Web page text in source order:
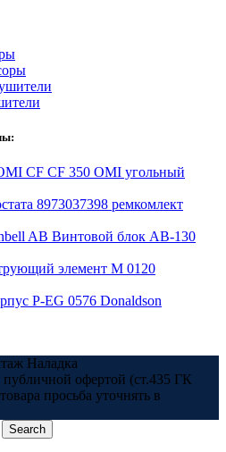
CF 350 OMI угольный
8973037398 ремкомлект
Винтовой блок AB-130
элемент M 0120
P-EG 0576 Donaldson
Наладка
офертой (ст.435 ГК
просьба уточнять в
Search